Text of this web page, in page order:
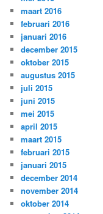
maart 2016
februari 2016
januari 2016
december 2015
oktober 2015
augustus 2015
juli 2015
juni 2015
mei 2015
april 2015
maart 2015
februari 2015
januari 2015
december 2014
november 2014
oktober 2014